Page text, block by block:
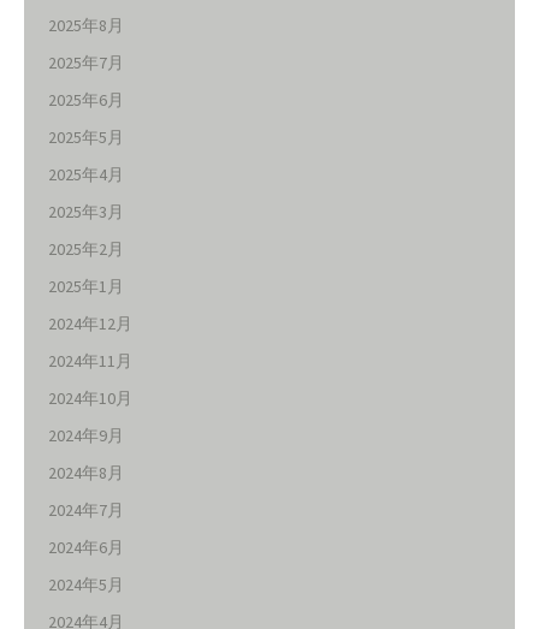
2025年8月
2025年7月
2025年6月
2025年5月
2025年4月
2025年3月
2025年2月
2025年1月
2024年12月
2024年11月
2024年10月
2024年9月
2024年8月
2024年7月
2024年6月
2024年5月
2024年4月